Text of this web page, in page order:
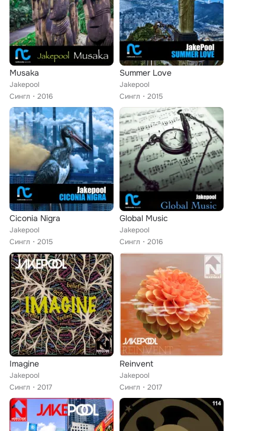
Musaka
Jakepool
Сингл
2016
Summer Love
Jakepool
Сингл
2015
Ciconia Nigra
Jakepool
Сингл
2015
Global Music
Jakepool
Сингл
2016
Imagine
Jakepool
Сингл
2017
Reinvent
Jakepool
Сингл
2017